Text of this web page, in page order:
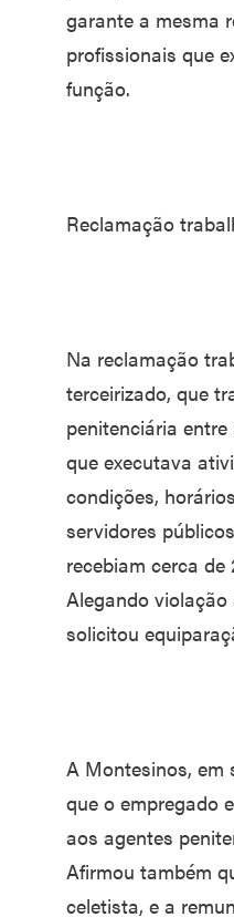
garante a mesma
profissionais que
função.
Reclamação
Na reclamação
terceirizado, que
penitenciária
que executava
condições,
servidores
recebiam cerca de
Alegando violação
solicitou
A Montesinos, em
que o empregado
aos agentes
Afirmou também
celetista, e a